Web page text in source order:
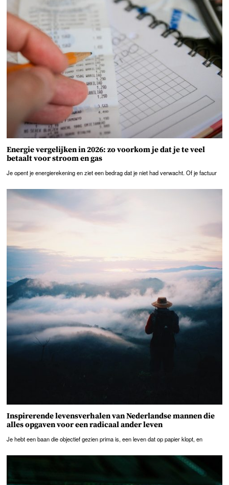
Energie vergelijken in 2026: zo voorkom je dat je te veel
betaalt voor stroom en gas
Je opent je energierekening en ziet een bedrag dat je niet had verwacht. Of je factuur
Inspirerende levensverhalen van Nederlandse mannen die
alles opgaven voor een radicaal ander leven
Je hebt een baan die objectief gezien prima is, een leven dat op papier klopt, en